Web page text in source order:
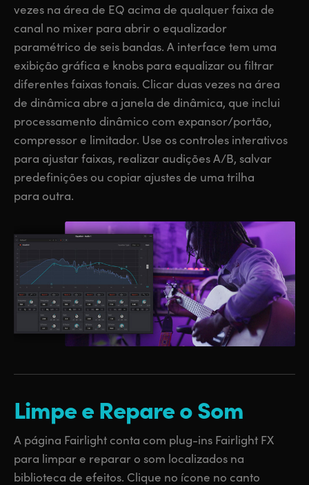
vezes na área de EQ acima de qualquer faixa de
canal no mixer para abrir o equalizador
paramétrico de seis bandas. A interface tem uma
exibição gráfica e knobs para equalizar ou filtrar
diferentes faixas tonais. Clicar duas vezes na área
de dinâmica abre a janela de dinâmica, que inclui
processamento dinâmico com expansor/portão,
compressor e limitador. Use os controles interativos
para ajustar faixas, realizar audições A/B, salvar
predefinições ou copiar ajustes de uma trilha
para outra.
Limpee Repare o Som
A página Fairlight conta com plug-ins Fairlight FX
para limpar e reparar o som localizados na
biblioteca de efeitos. Clique no ícone no canto